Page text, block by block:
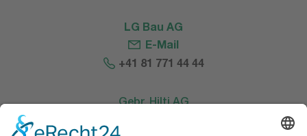
LG Bau AG
E-Mail
+41 81 771 44 44
Gebr. Hilti AG